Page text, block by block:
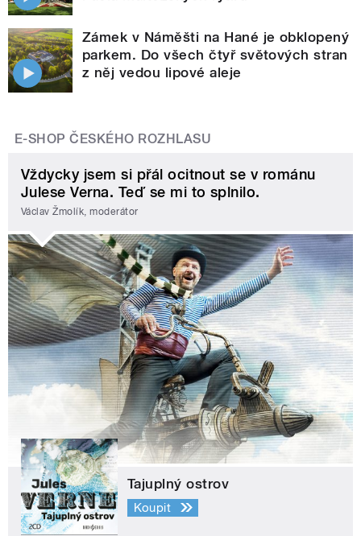
Zámek v Náměšti na Hané je obklopený
parkem. Do všech čtyř světových stran
z něj vedou lipové aleje
E-SHOP ČESKÉHO ROZHLASU
Vždycky jsem si přál ocitnout se v románu
Julese Verna. Teď se mi to splnilo.
Václav Žmolík, moderátor
Tajuplný ostrov
Koupit